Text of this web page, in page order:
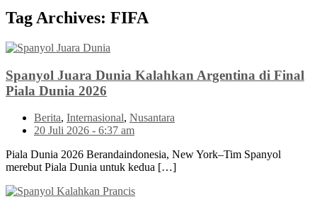
Tag Archives: FIFA
Spanyol Juara Dunia Kalahkan Argentina di Final
Piala Dunia 2026
Berita, Internasional, Nusantara
20 Juli 2026 - 6:37 am
Piala Dunia 2026 Berandaindonesia, New York–Tim Spanyol
merebut Piala Dunia untuk kedua […]